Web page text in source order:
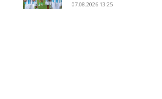
07.08.2026 13:25